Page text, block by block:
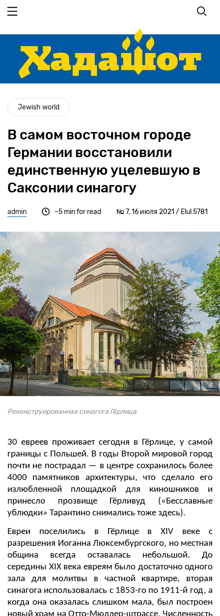
основному
Jewish world
В самом восточном городе
Германии восстановили
единственную уцелевшую в
Саксонии синагогу
admin № 7, 16 июля 2021 / Elul 5781
~5 min for read
Реконструированная синагога Гёрлица
30 евреев проживает сегодня в Гёрлице, у самой
границы с Польшей. В годы Второй мировой город
почти не пострадал — в центре сохранилось более
4000 памятников архитектуры, что сделало его
излюбленной площадкой для киношников и
принесло прозвище Гёрливуд («Бесславные
ублюдки» Тарантино снимались тоже здесь).
Евреи поселились в Гёрлице в XIV веке с
разрешения Иоганна Люксембургского, но местная
община всегда оставалась небольшой. До
середины XIX века евреям было достаточно одного
зала для молитвы в частной квартире, вторая
синагога использовалась с 1853-го по 1911-й год, а
когда она оказалась слишком мала, был построен